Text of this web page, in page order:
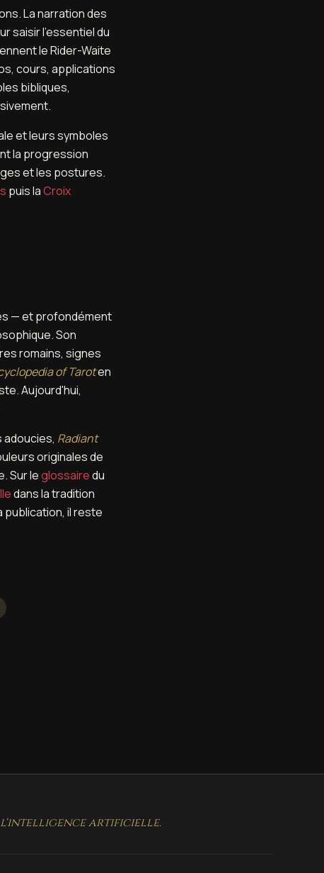
La narration des
saisir l'essentiel du
le Rider-Waite
cours, applications
bibliques,
et leurs symboles
la progression
et les postures.
puis laCroix
— et profondément
Son
romains, signes
of Taroten
Aujourd'hui,
Radiant
originales de
Sur leglossairedu
dans la tradition
publication, il reste
l'intelligence artificielle.